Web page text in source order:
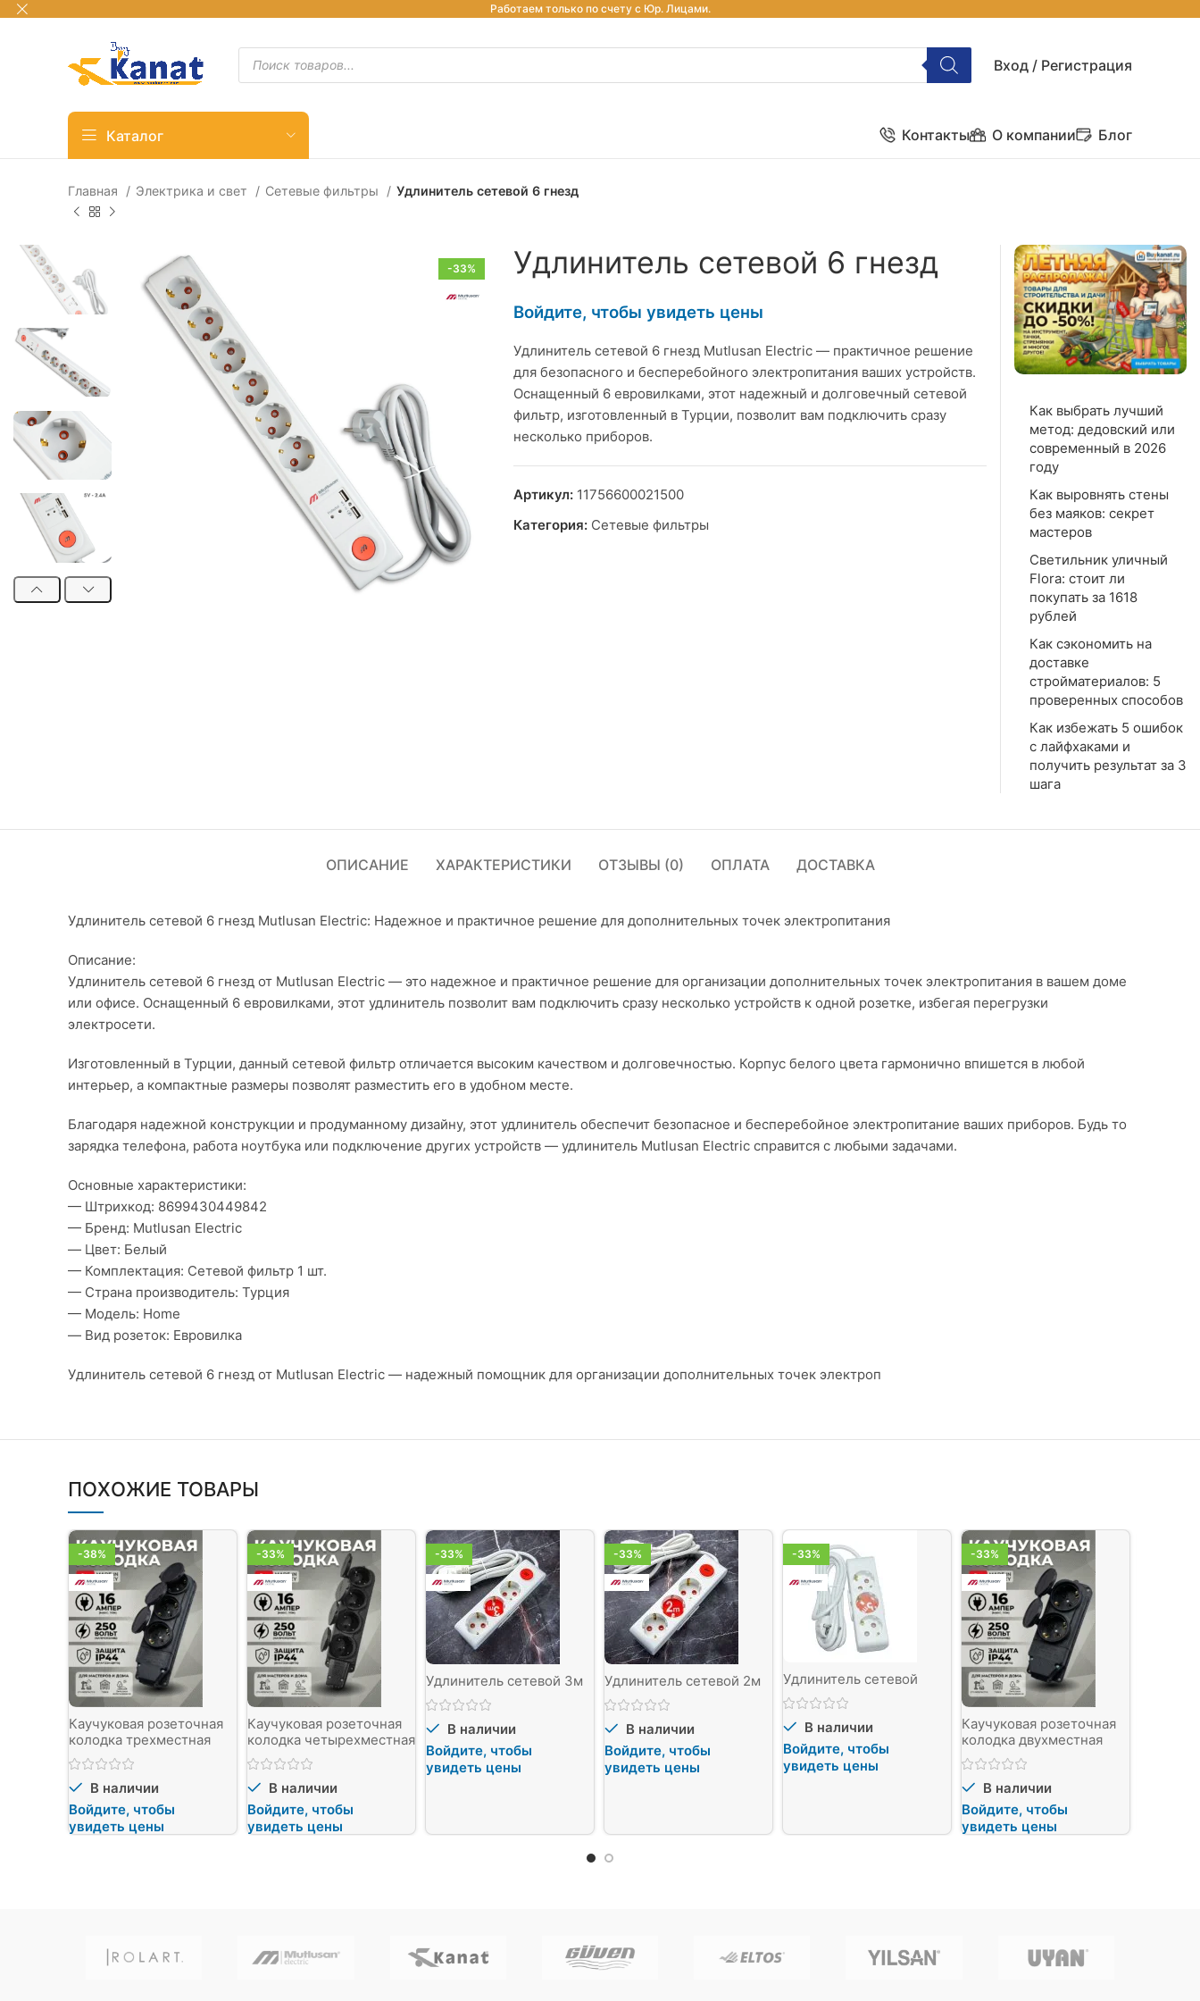
Вход / Регистрация
Каталог Контакты О компании Блог
Главная Электрика и свет Сетевые фильтры Удлинитель сетевой 6 гнезд
-33% Удлинитель сетевой 6 гнезд
Войдите, чтобы увидеть цены
Удлинитель сетевой 6 гнезд Mutlusan Electric — практичное решение
для безопасного и бесперебойного электропитания ваших устройств.
Оснащенный 6 евровилками, этот надежный и долговечный сетевой
фильтр, изготовленный в Турции, позволит вам подключить сразу
несколько приборов.
Артикул: 11756600021500
Категория: Сетевые фильтры
Как выбрать лучший
метод: дедовский или
современный в 2026
году
Как выровнять стены
без маяков: секрет
мастеров
Светильник уличный
Flora: стоит ли
покупать за 1618
рублей
Как сэкономить на
доставке
стройматериалов: 5
проверенных способов
Как избежать 5 ошибок
с лайфхаками и
получить результат за 3
шага
ОПИСАНИЕ ХАРАКТЕРИСТИКИ ОТЗЫВЫ (0) ОПЛАТА ДОСТАВКА
Удлинитель сетевой 6 гнезд Mutlusan Electric: Надежное и практичное решение для дополнительных точек электропитания
Описание:
Удлинитель сетевой 6 гнезд от Mutlusan Electric — это надежное и практичное решение для организации дополнительных точек электропитания в вашем доме
или офисе. Оснащенный 6 евровилками, этот удлинитель позволит вам подключить сразу несколько устройств к одной розетке, избегая перегрузки
электросети.
Изготовленный в Турции, данный сетевой фильтр отличается высоким качеством и долговечностью. Корпус белого цвета гармонично впишется в любой
интерьер, а компактные размеры позволят разместить его в удобном месте.
Благодаря надежной конструкции и продуманному дизайну, этот удлинитель обеспечит безопасное и бесперебойное электропитание ваших приборов. Будь то
зарядка телефона, работа ноутбука или подключение других устройств — удлинитель Mutlusan Electric справится с любыми задачами.
Основные характеристики:
— Штрихкод: 8699430449842
— Бренд: Mutlusan Electric
— Цвет: Белый
— Комплектация: Сетевой фильтр 1 шт.
— Страна производитель: Турция
— Модель: Home
— Вид розеток: Евровилка
Удлинитель сетевой 6 гнезд от Mutlusan Electric — надежный помощник для организации дополнительных точек электроп
ПОХОЖИЕ ТОВАРЫ
-38%
Каучуковая розеточная
колодка трехместная
IP44/250B
В наличии
Войдите, чтобы
увидеть цены
-33%
Каучуковая розеточная
колодка четырехместная
IP44/250B
В наличии
Войдите, чтобы
увидеть цены
-33%
Удлинитель сетевой 3м
В наличии
Войдите, чтобы
увидеть цены
-33%
Удлинитель сетевой 2м
В наличии
Войдите, чтобы
увидеть цены
-33%
Удлинитель сетевой
В наличии
Войдите, чтобы
увидеть цены
-33%
Каучуковая розеточная
колодка двухместная
IP44/250B
В наличии
Войдите, чтобы
увидеть цены
Работаем только по счету с Юр. Лицами.